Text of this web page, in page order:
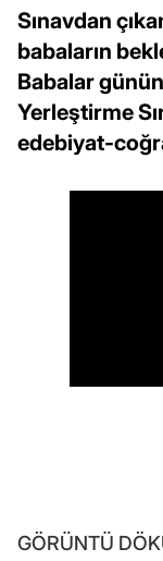
Sınavdan
babaların
Babalar
Yerleştirme
edebiyat-
GÖRÜNTÜ